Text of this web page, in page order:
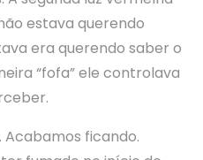
estava querendo
era querendo saber o
“fofa” ele controlava
Acabamos ficando.